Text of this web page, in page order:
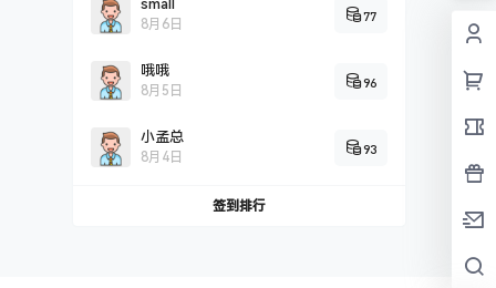
small
8月6日
77
哦哦
8月5日
96
小孟总
8月4日
93
签到排行